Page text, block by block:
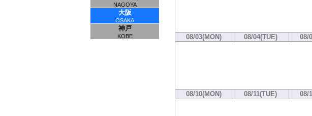
NAGOYA
大阪
OSAKA
神戸
KOBE 08/03(MON) 08/04(TUE) 08/
08/10(MON) 08/11(TUE) 08/